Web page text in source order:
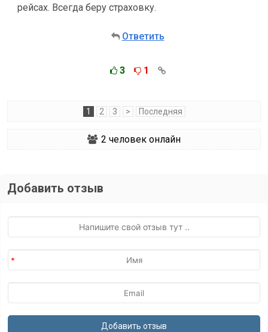
рейсах. Всегда беру страховку.
Ответить
3 1
1 2 3 > Последняя
2 человек онлайн
Добавить отзыв